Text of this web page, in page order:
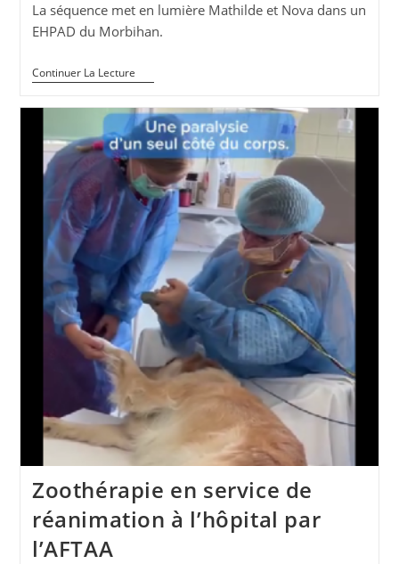
La séquence met en lumière Mathilde et Nova dans un
EHPAD du Morbihan.
Continuer La LectureReportage
Télé
Avec
Mathilde
L’AFTAA
Zoothérapie en service de
réanimation à l’hôpital par
l’AFTAA